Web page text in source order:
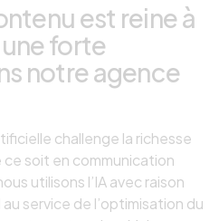
est reine à
une forte
notre agence
challenge la richesse
soit en communication
utilisons l’IA avec raison
service de l’optimisation du